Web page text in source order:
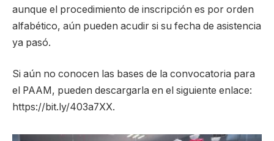
aunque el procedimiento de inscripción es por orden
alfabético, aún pueden acudir si su fecha de asistencia
ya pasó.
Si aún no conocen las bases de la convocatoria para
el PAAM, pueden descargarla en el siguiente enlace:
https://bit.ly/403a7XX.